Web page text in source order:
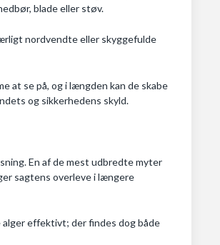
blade eller støv.
nordvendte eller skyggefulde
at se på, og i længden kan de skabe
og sikkerhedens skyld.
En af de mest udbredte myter
sagtens overleve i længere
effektivt; der findes dog både